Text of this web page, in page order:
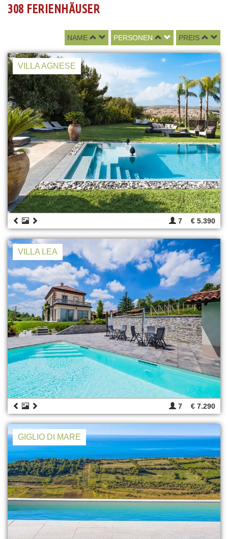
308 FERIENHÄUSER
NAME PERSONEN PREIS
VILLA AGNESE
7 € 5.390
VILLA LEA
7 € 7.290
GIGLIO DI MARE